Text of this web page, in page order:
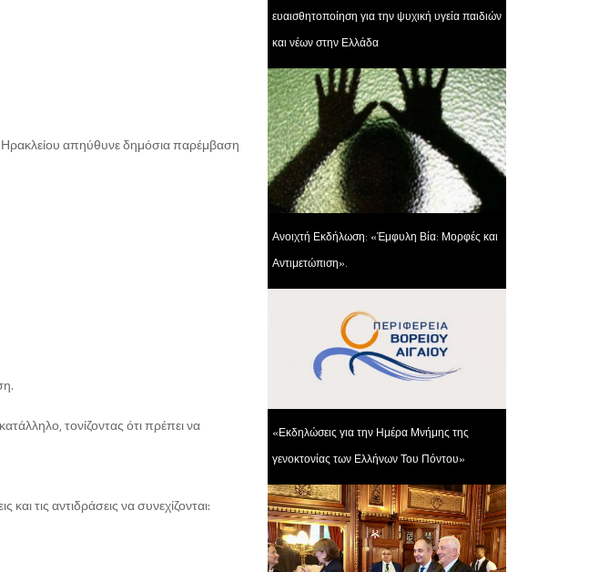
Ηρακλείου απηύθυνε δημόσια παρέμβαση
τονίζοντας ότι πρέπει να
τις αντιδράσεις να συνεχίζονται:
ευαισθητοποίηση για την ψυχική υγεία παιδιών
και νέων στην Ελλάδα
Ανοιχτή Εκδήλωση: «Έμφυλη Βία: Μορφές και
Αντιμετώπιση».
«Εκδηλώσεις για την Ημέρα Μνήμης της
γενοκτονίας των Ελλήνων Του Πόντου»